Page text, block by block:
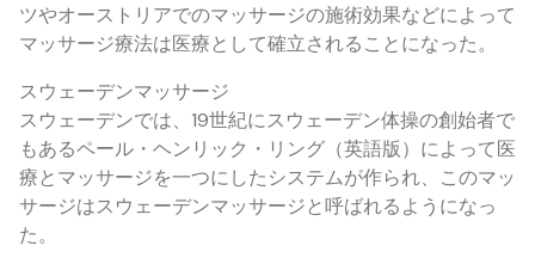
ツやオーストリアでのマッサージの施術効果などによって
マッサージ療法は医療として確立されることになった。
スウェーデンマッサージ
スウェーデンでは、19世紀にスウェーデン体操の創始者で
もあるペール・ヘンリック・リング（英語版）によって医
療とマッサージを一つにしたシステムが作られ、このマッ
サージはスウェーデンマッサージと呼ばれるようになっ
た。